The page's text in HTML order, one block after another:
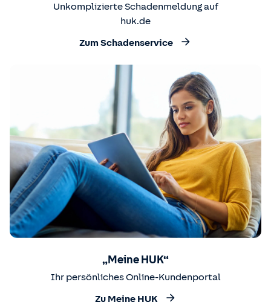
Unkomplizierte Schadenmeldung auf
huk.de
Zum Schadenservice
„Meine HUK“
Ihr persönliches Online-Kundenportal
Zu Meine HUK